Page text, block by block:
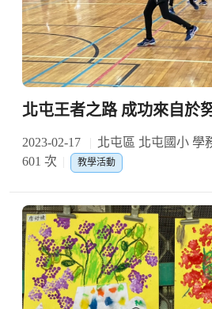
北屯王者之路 成功來自於
2023-02-17 北屯區 北屯國小 學
601 次
教學活動